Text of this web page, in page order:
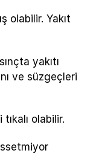
olabilir. Yakıt
yakıtı
ve süzgeçleri
olabilir.